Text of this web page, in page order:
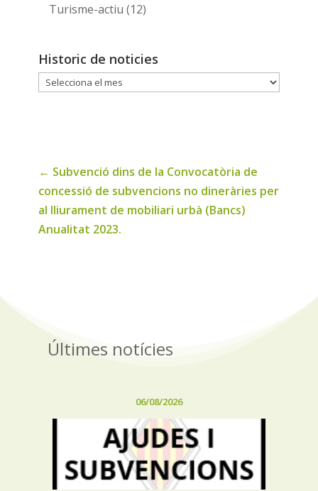
Turisme-actiu (12)
Historic de noticies
Historic
← Subvenció dins de la Convocatòria de
concessió de subvencions no dineràries per
al lliurament de mobiliari urbà (Bancs)
Anualitat 2023.
Últimes notícies
06/08/2026